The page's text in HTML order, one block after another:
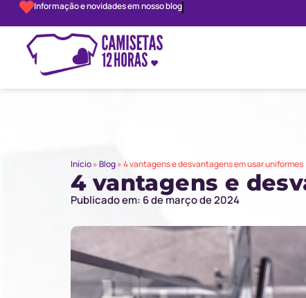
Informação e novidades em nosso blog
Início»Blog»4 vantagens e desvantagens em usar uniformes
4 vantagens e
Publicado em: 6 de março de 2024